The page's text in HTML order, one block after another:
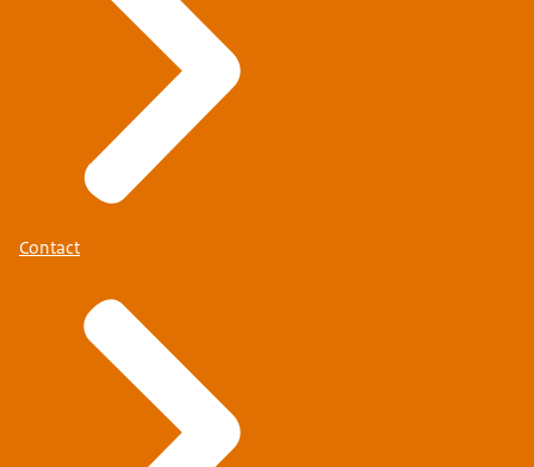
Contact